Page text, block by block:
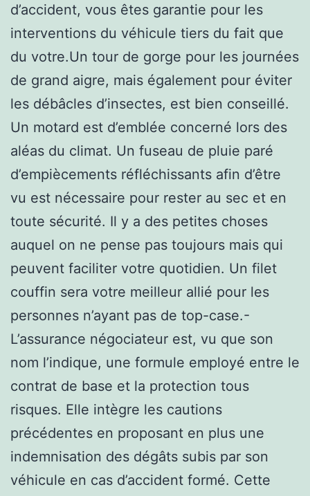
d’accident, vous êtes garantie pour les
interventions du véhicule tiers du fait que
du votre.Un tour de gorge pour les journées
de grand aigre, mais également pour éviter
les débâcles d’insectes, est bien conseillé.
Un motard est d’emblée concerné lors des
aléas du climat. Un fuseau de pluie paré
d’empiècements réfléchissants afin d’être
vu est nécessaire pour rester au sec et en
toute sécurité. Il y a des petites choses
auquel on ne pense pas toujours mais qui
peuvent faciliter votre quotidien. Un filet
couffin sera votre meilleur allié pour les
personnes n’ayant pas de top-case.-
L’assurance négociateur est, vu que son
nom l’indique, une formule employé entre le
contrat de base et la protection tous
risques. Elle intègre les cautions
précédentes en proposant en plus une
indemnisation des dégâts subis par son
véhicule en cas d’accident formé. Cette